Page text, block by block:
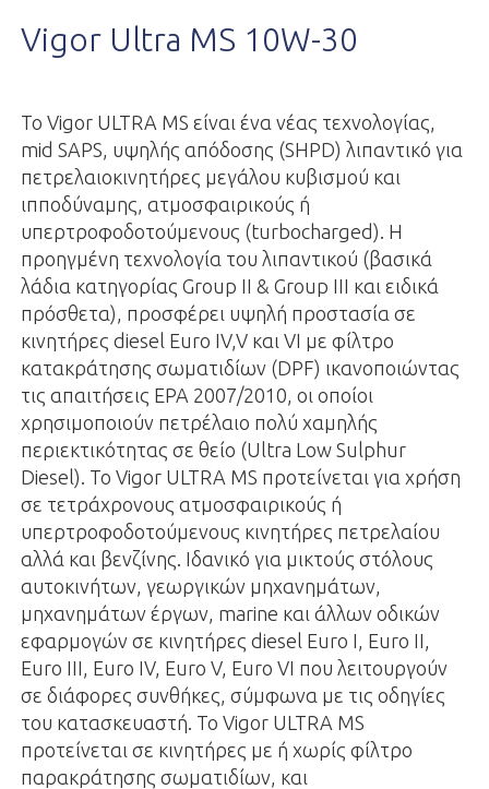
Vigor Ultra MS 10W-30
Το Vigor ULTRA MS είναι ένα νέας τεχνολογίας,
mid SAPS, υψηλής απόδοσης (SHPD) λιπαντικό για
πετρελαιοκινητήρες μεγάλου κυβισμού και
ιπποδύναμης, ατμοσφαιρικούς ή
υπερτροφοδοτούμενους (turbocharged). Η
προηγμένη τεχνολογία του λιπαντικού (βασικά
λάδια κατηγορίας Group II & Group III και ειδικά
πρόσθετα), προσφέρει υψηλή προστασία σε
κινητήρες diesel Euro IV,V και VI με φίλτρο
κατακράτησης σωματιδίων (DPF) ικανοποιώντας
τις απαιτήσεις ΕΡΑ 2007/2010, οι οποίοι
χρησιμοποιούν πετρέλαιο πολύ χαμηλής
περιεκτικότητας σε θείο (Ultra Low Sulphur
Diesel). Το Vigor ULTRA MS προτείνεται για χρήση
σε τετράχρονους ατμοσφαιρικούς ή
υπερτροφοδοτούμενους κινητήρες πετρελαίου
αλλά και βενζίνης. Ιδανικό για μικτούς στόλους
αυτοκινήτων, γεωργικών μηχανημάτων,
μηχανημάτων έργων, marine και άλλων οδικών
εφαρμογών σε κινητήρες diesel Euro I, Euro II,
Euro III, Euro IV, Euro V, Euro VI που λειτουργούν
σε διάφορες συνθήκες, σύμφωνα με τις οδηγίες
του κατασκευαστή. Το Vigor ULTRA MS
προτείνεται σε κινητήρες με ή χωρίς φίλτρο
παρακράτησης σωματιδίων, και